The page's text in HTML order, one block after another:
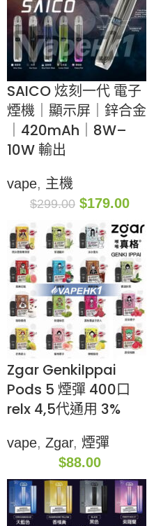
SAICO 炫刻一代 電子
煙機｜顯示屏｜鋅合金
｜420mAh｜8W–
10W 輸出
vape, 主機
$299.00 $179.00
Zgar GenkiIppai
Pods 5 煙彈 400口
relx 4,5代通用 3%
vape, Zgar, 煙彈
$88.00